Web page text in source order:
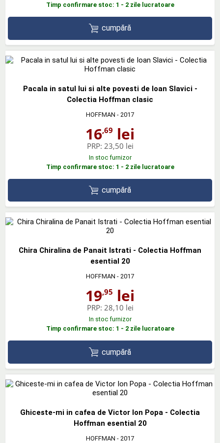
Timp confirmare stoc: 1 - 2 zile lucratoare
cumpără
Pacala in satul lui si alte povesti de Ioan Slavici -
Colectia Hoffman clasic
HOFFMAN - 2017
16,69 lei
PRP: 23,50 lei
In stoc furnizor
Timp confirmare stoc: 1 - 2 zile lucratoare
cumpără
Chira Chiralina de Panait Istrati - Colectia Hoffman
esential 20
HOFFMAN - 2017
19,95 lei
PRP: 28,10 lei
In stoc furnizor
Timp confirmare stoc: 1 - 2 zile lucratoare
cumpără
Ghiceste-mi in cafea de Victor Ion Popa - Colectia
Hoffman esential 20
HOFFMAN - 2017